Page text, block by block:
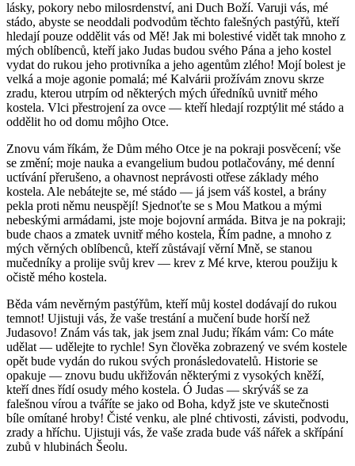
lásky, pokory nebo milosrdenství, ani Duch Boží. Varuji vás, mé
stádo, abyste se neoddali podvodům těchto falešných pastýřů, kteří
hledají pouze oddělit vás od Mě! Jak mi bolestivé vidět tak mnoho z
mých oblíbenců, kteří jako Judas budou svého Pána a jeho kostel
vydat do rukou jeho protivníka a jeho agentům zlého! Mojí bolest je
velká a moje agonie pomalá; mé Kalvárii prožívám znovu skrze
zradu, kterou utrpím od některých mých úředníků uvnitř mého
kostela. Vlci přestrojení za ovce — kteří hledají rozptýlit mé stádo a
oddělit ho od domu môjho Otce.
Znovu vám říkám, že Dům mého Otce je na pokraji posvěcení; vše
se změní; moje nauka a evangelium budou potlačovány, mé denní
uctívání přerušeno, a ohavnost neprávosti otřese základy mého
kostela. Ale nebátejte se, mé stádo — já jsem váš kostel, a brány
pekla proti němu neuspějí! Sjednoťte se s Mou Matkou a mými
nebeskými armádami, jste moje bojovní armáda. Bitva je na pokraji;
bude chaos a zmatek uvnitř mého kostela, Řím padne, a mnoho z
mých věrných oblíbenců, kteří zůstávají věrní Mně, se stanou
mučedníky a prolije svůj krev — krev z Mé krve, kterou použiju k
očistě mého kostela.
Běda vám nevěrným pastýřům, kteří můj kostel dodávají do rukou
temnot! Ujistuji vás, že vaše trestání a mučení bude horší než
Judasovo! Znám vás tak, jak jsem znal Judu; říkám vám: Co máte
udělat — udělejte to rychle! Syn člověka zobrazený ve svém kostele
opět bude vydán do rukou svých pronásledovatelů. Historie se
opakuje — znovu budu ukřižován některými z vysokých kněží,
kteří dnes řídí osudy mého kostela. Ó Judas — skrýváš se za
falešnou vírou a tváříte se jako od Boha, když jste ve skutečnosti
bíle omítané hroby! Čisté venku, ale plné chtivosti, závisti, podvodu,
zrady a hříchu. Ujistuji vás, že vaše zrada bude váš nářek a skřípání
zubů v hlubinách Šeolu.